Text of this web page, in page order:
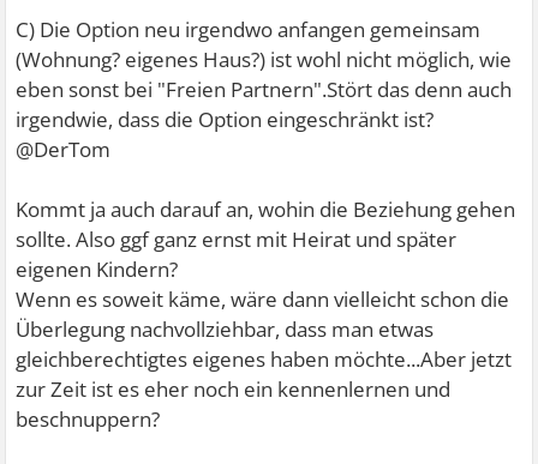
C) Die Option neu irgendwo anfangen gemeinsam
(Wohnung? eigenes Haus?) ist wohl nicht möglich, wie
eben sonst bei "Freien Partnern".Stört das denn auch
irgendwie, dass die Option eingeschränkt ist?
@DerTom
Kommt ja auch darauf an, wohin die Beziehung gehen
sollte. Also ggf ganz ernst mit Heirat und später
eigenen Kindern?
Wenn es soweit käme, wäre dann vielleicht schon die
Überlegung nachvollziehbar, dass man etwas
gleichberechtigtes eigenes haben möchte...Aber jetzt
zur Zeit ist es eher noch ein kennenlernen und
beschnuppern?